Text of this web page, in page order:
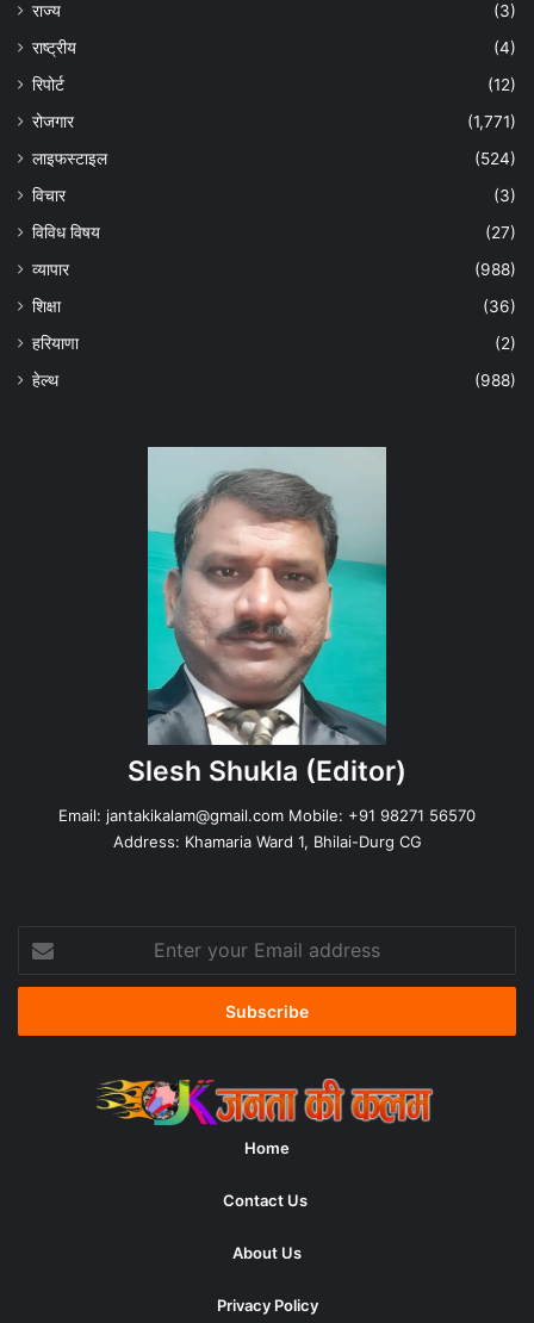
राज्य
(3)
राष्ट्रीय
(4)
रिपोर्ट
(12)
रोजगार
(1,771)
लाइफस्टाइल
(524)
विचार
(3)
विविध विषय
(27)
व्यापार
(988)
शिक्षा
(36)
हरियाणा
(2)
हेल्‍थ
(988)
Slesh Shukla (Editor)
Email: jantakikalam@gmail.com Mobile: +91 98271 56570
Address: Khamaria Ward 1, Bhilai-Durg CG
your
Email
Home
Contact Us
About Us
Privacy Policy